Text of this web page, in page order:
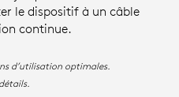
le dispositif à un câble
continue.
d’utilisation optimales.